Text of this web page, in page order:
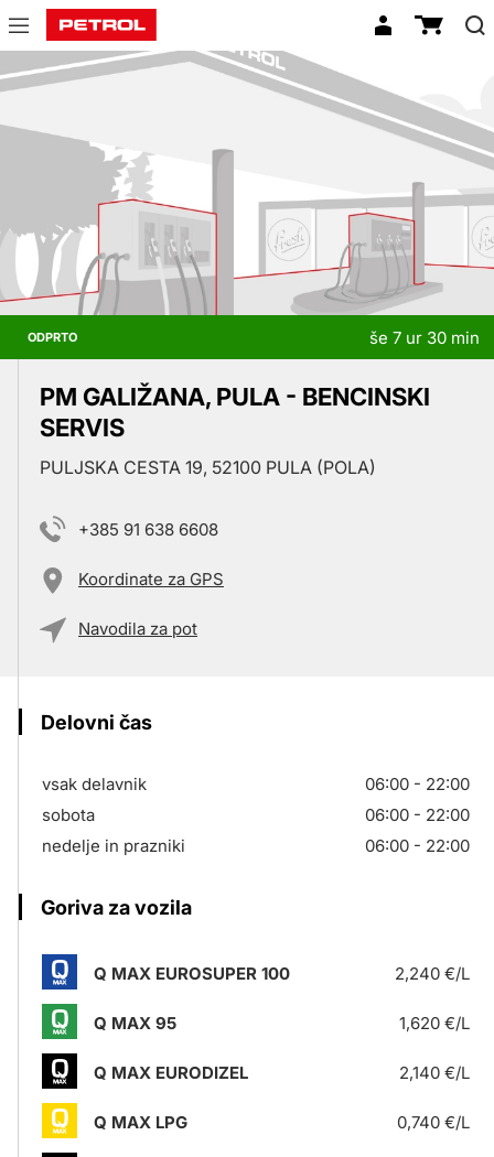
Prodajna
mesta
ODPRTO še 7 ur 30 min
PM GALIŽANA, PULA - BENCINSKI
SERVIS
PULJSKA CESTA 19, 52100 PULA (POLA)
+385 91 638 6608
Koordinate za GPS
Navodila za pot
Delovni čas
vsak delavnik
06:00 - 22:00
sobota
06:00 - 22:00
nedelje in prazniki
06:00 - 22:00
Goriva za vozila
Q MAX EUROSUPER 100 2,240 €/L
Q MAX 95 1,620 €/L
Q MAX EURODIZEL 2,140 €/L
Q MAX LPG 0,740 €/L